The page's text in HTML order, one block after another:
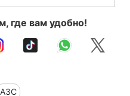
где вам удобно!
АЗС